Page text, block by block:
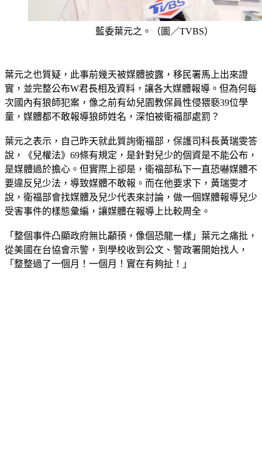
葉元之也質疑，此事前幾天被媒體披露，移民署馬上出來證
實，並完整公布W君長相及資料，讓各大媒體報導。但為何每
次國內有狼師犯案，像之前有幼兒園教保員性侵猥褻39位學
葉元之表示，自己昨天就此質詢衛福部，保護司科長黃瑞雯答
說，《兒權法》69條有規定，是針對兒少的個資是不能公布，
是媒體過於擔心。但實際上卻是，衛福部私下一直恐嚇媒體不
要違反兒少法，導致媒體不敢報。而在他要求下，黃瑞雯才
說，衛福部會找媒體及兒少代表來討論，做一個媒體報導兒少
「整個事件凸顯政府無比顢頇，像個恐龍一樣」葉元之痛批，
從美國在台協會示警，到學校收到公文、警政署開始找人，